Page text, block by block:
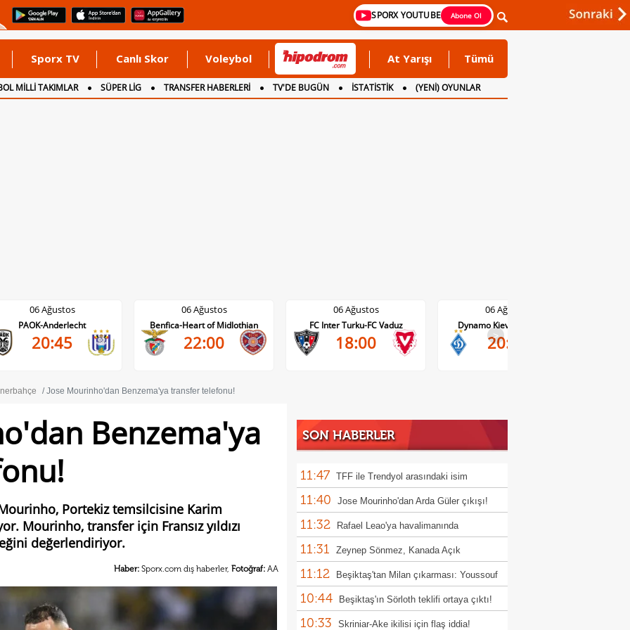
SPORX YOUTUBE Abone Ol
Sporx TV Canlı Skor Voleybol At Yarışı Tümü
MİLLİ TAKIMLAR SÜPER LİG TRANSFER HABERLERİ TV'DE BUGÜN İSTATİSTİK
(YENİ) OYUNLAR
06 Ağustos
PAOK-Anderlecht
20:45
06 Ağustos
Benfica-Heart of Midlothian
22:00
06 Ağustos
FC Inter Turku-FC Vaduz
18:00
06 Ağustos
Dynamo Kiev-Qarabag FK
20:00
>
Jose Mourinho'dan Benzema'ya transfer telefonu!
Benzema'ya
Portekiz temsilcisine Karim
Mourinho, transfer için Fransız yıldızı
değerlendiriyor.
Haber: Sporx.com dış haberler, Fotoğraf: AA
SON HABERLER
11:47 TFF ile Trendyol arasındaki isim
sponsorluğu sözleşmesi uzatıldı
11:40 Jose Mourinho'dan Arda Güler çıkışı!
11:32 Rafael Leao'ya havalimanında
Galatasaray forması sürprizi
11:31 Zeynep Sönmez, Kanada Açık
Turnuvası'na veda etti
11:12 Beşiktaş'tan Milan çıkarması: Youssouf
Fofana
10:44 Beşiktaş'ın Sörloth teklifi ortaya çıktı!
10:33 Skriniar-Ake ikilisi için flaş iddia!